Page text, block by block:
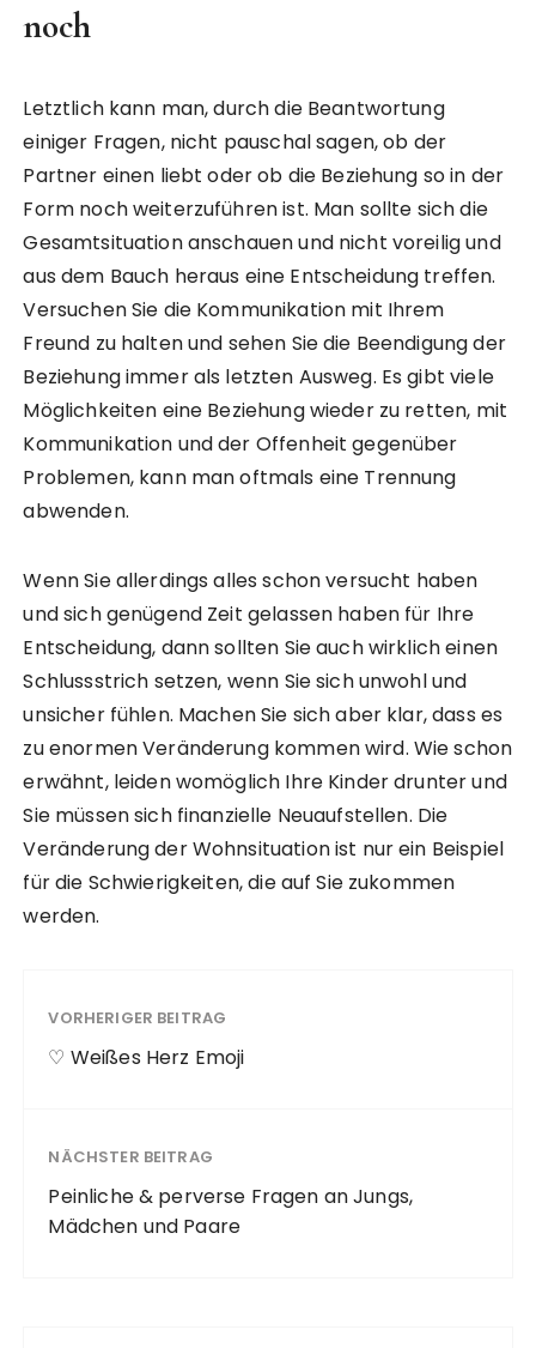
noch
Letztlich kann man, durch die Beantwortung
einiger Fragen, nicht pauschal sagen, ob der
Partner einen liebt oder ob die Beziehung so in der
Form noch weiterzuführen ist. Man sollte sich die
Gesamtsituation anschauen und nicht voreilig und
aus dem Bauch heraus eine Entscheidung treffen.
Versuchen Sie die Kommunikation mit Ihrem
Freund zu halten und sehen Sie die Beendigung der
Beziehung immer als letzten Ausweg. Es gibt viele
Möglichkeiten eine Beziehung wieder zu retten, mit
Kommunikation und der Offenheit gegenüber
Problemen, kann man oftmals eine Trennung
abwenden.
Wenn Sie allerdings alles schon versucht haben
und sich genügend Zeit gelassen haben für Ihre
Entscheidung, dann sollten Sie auch wirklich einen
Schlussstrich setzen, wenn Sie sich unwohl und
unsicher fühlen. Machen Sie sich aber klar, dass es
zu enormen Veränderung kommen wird. Wie schon
erwähnt, leiden womöglich Ihre Kinder drunter und
Sie müssen sich finanzielle Neuaufstellen. Die
Veränderung der Wohnsituation ist nur ein Beispiel
für die Schwierigkeiten, die auf Sie zukommen
werden.
VORHERIGER BEITRAG
♡ Weißes Herz Emoji
NÄCHSTER BEITRAG
Peinliche & perverse Fragen an Jungs,
Mädchen und Paare